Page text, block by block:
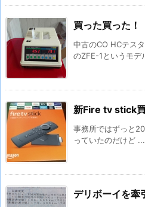
買った買った！
中古のCO HCテス
のZFE-1というモデ
新Fire tv stick買
事務所ではずっと
っていたのだけど ...
デリボーイを牽